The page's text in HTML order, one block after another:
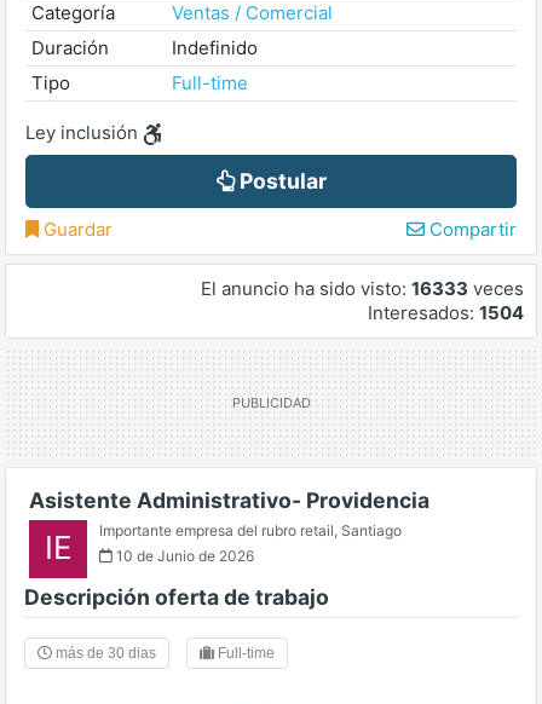
Categoría
Ventas / Comercial
Duración
Indefinido
Tipo
Full-time
Ley inclusión
Postular
Guardar Compartir
El anuncio ha sido visto: 16333 veces
Interesados: 1504
Asistente Administrativo- Providencia
IE Importante empresa del rubro retail, Santiago
10 de Junio de 2026
Descripción oferta de trabajo
más de 30 dias Full-time